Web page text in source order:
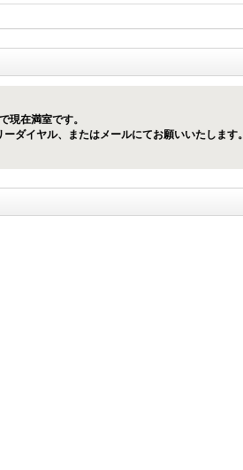
現在満室です。
ダイヤル、またはメールにてお願いいたします。